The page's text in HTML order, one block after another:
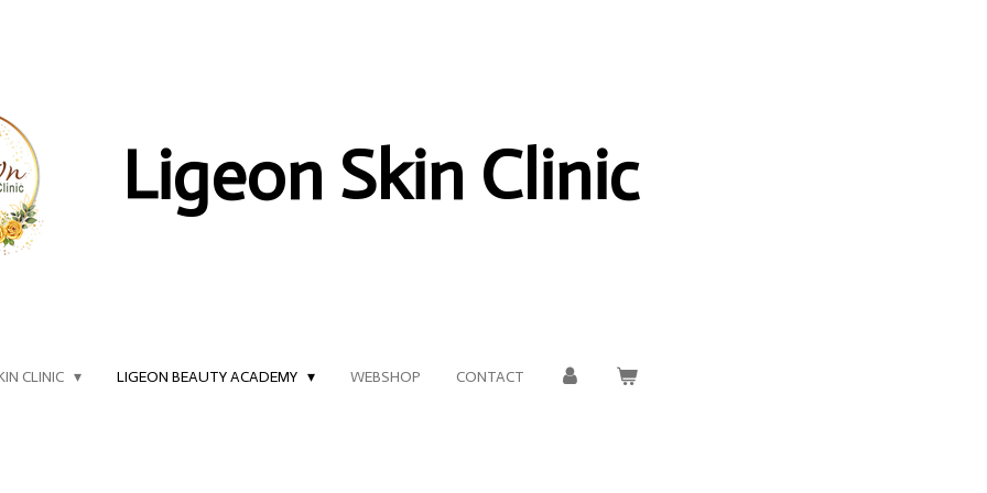
Ligeon Skin Clinic
CLINIC LIGEON BEAUTY ACADEMY WEBSHOP CONTACT